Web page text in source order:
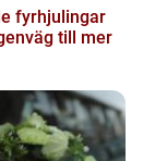
fyrhjulingar
till mer